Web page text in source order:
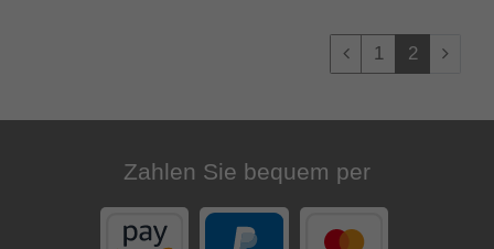
1 2
Zahlen Sie bequem per